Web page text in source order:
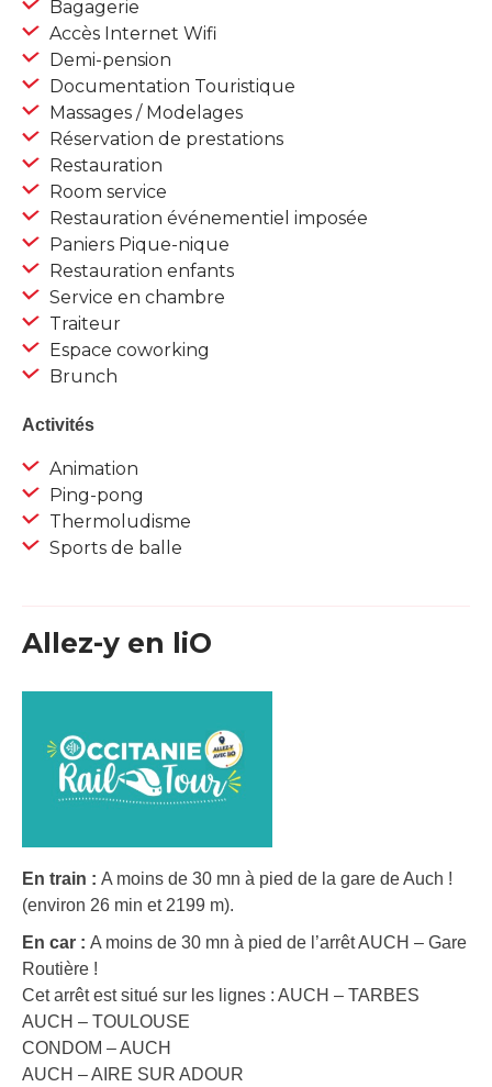
Bagagerie
Accès Internet Wifi
Demi-pension
Documentation Touristique
Massages / Modelages
Réservation de prestations
Restauration
Room service
Restauration événementiel imposée
Paniers Pique-nique
Restauration enfants
Service en chambre
Traiteur
Espace coworking
Brunch
Activités
Animation
Ping-pong
Thermoludisme
Sports de balle
Allez-y en liO
En train : A moins de 30 mn à pied de la gare de Auch !
(environ 26 min et 2199 m).
En car : A moins de 30 mn à pied de l’arrêt AUCH – Gare
Routière !
Cet arrêt est situé sur les lignes : AUCH – TARBES
AUCH – TOULOUSE
CONDOM – AUCH
AUCH – AIRE SUR ADOUR